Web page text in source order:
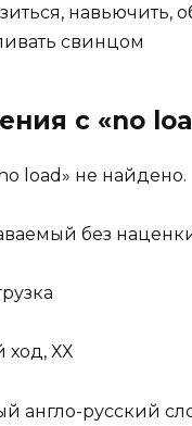
навьючить,
свинцом
с «no
load» не найдено.
без
ход, ХХ
англо-русский